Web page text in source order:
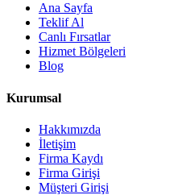
Ana Sayfa
Teklif Al
Canlı Fırsatlar
Hizmet Bölgeleri
Blog
Kurumsal
Hakkımızda
İletişim
Firma Kaydı
Firma Girişi
Müşteri Girişi